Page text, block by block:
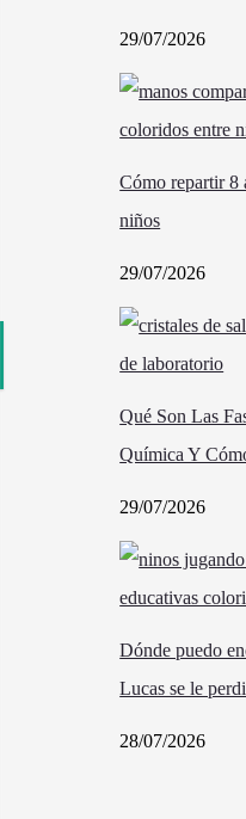
29/07/2026
Cómo repartir 8
niños
29/07/2026
Qué Son Las
Química Y
29/07/2026
Dónde puedo
Lucas se le
28/07/2026